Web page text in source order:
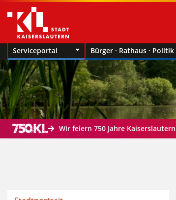
Serviceportal Bürger · Rathaus · Politik
Wir feiern 750 Jahre Kaiserslautern